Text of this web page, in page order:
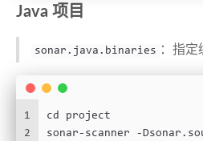
Java 项目
sonar.java.binaries ：指定
1
2
cd project
sonar-scanner -